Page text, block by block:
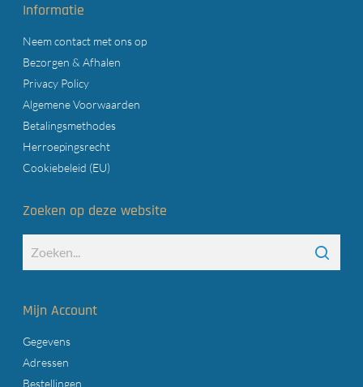
Informatie
Neem contact met ons op
Bezorgen & Afhalen
Privacy Policy
Algemene Voorwaarden
Betalingsmethodes
Herroepingsrecht
Cookiebeleid (EU)
Zoeken op deze website
Mijn Account
Gegevens
Adressen
Bestellingen